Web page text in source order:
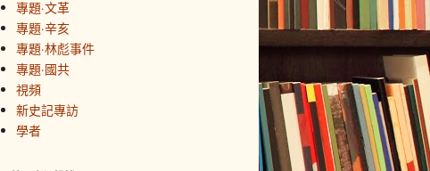
專題·文革
專題·辛亥
專題·林彪事件
專題·國共
視頻
新史記專訪
學者